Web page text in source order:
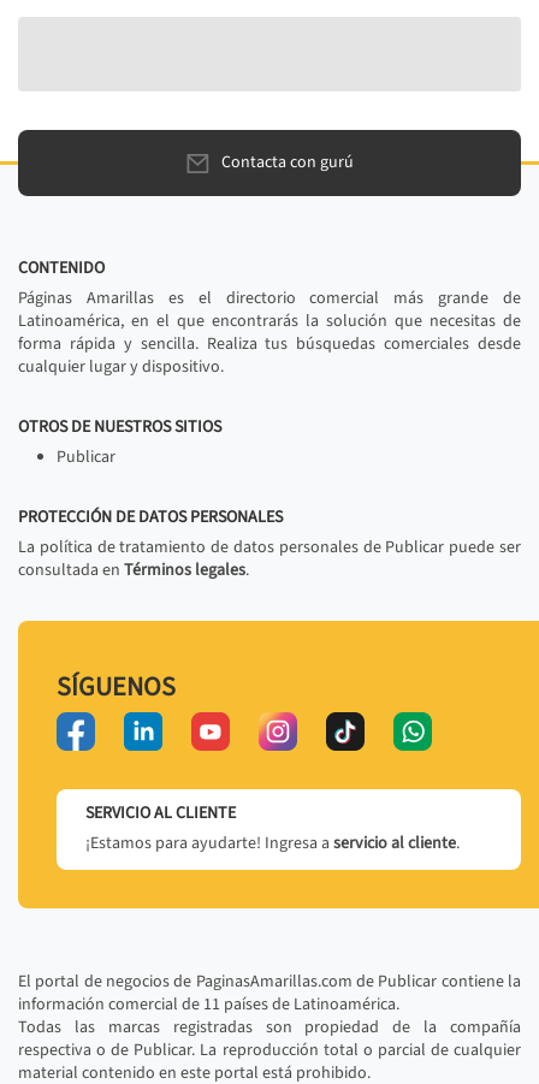
Contacta con gurú
CONTENIDO
Páginas Amarillas es el directorio comercial más grande de
Latinoamérica, en el que encontrarás la solución que necesitas de
forma rápida y sencilla. Realiza tus búsquedas comerciales desde
cualquier lugar y dispositivo.
OTROS DE NUESTROS SITIOS
Publicar
PROTECCIÓN DE DATOS PERSONALES
La política de tratamiento de datos personales de Publicar puede ser
consultada en Términos legales.
SÍGUENOS
SERVICIO AL CLIENTE
¡Estamos para ayudarte! Ingresa a servicio al cliente.
El portal de negocios de PaginasAmarillas.com de Publicar contiene la
información comercial de 11 países de Latinoamérica.
Todas las marcas registradas son propiedad de la compañía
respectiva o de Publicar. La reproducción total o parcial de cualquier
material contenido en este portal está prohibido.